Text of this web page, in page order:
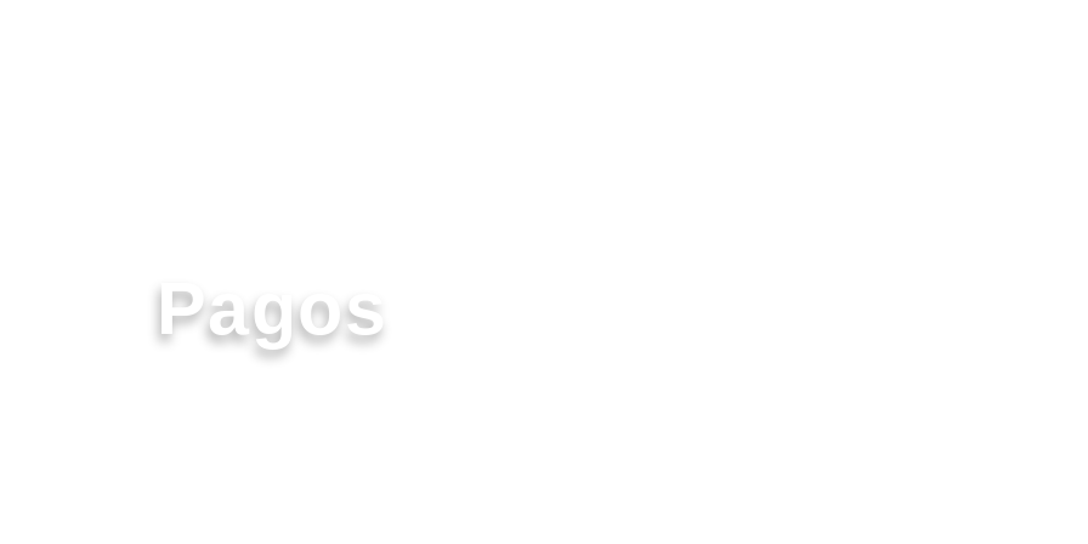
Pagos